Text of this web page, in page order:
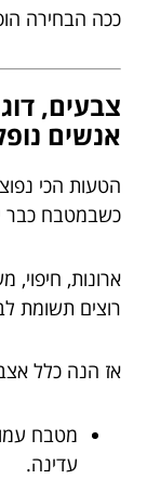
ככה הבחירה
צבעים,
אנשים
הטעות הכי
כשבמטבח כבר
ארונות, חיפוי,
רוצים תשומת
אז הנה כלל
מטבח
עדינה.